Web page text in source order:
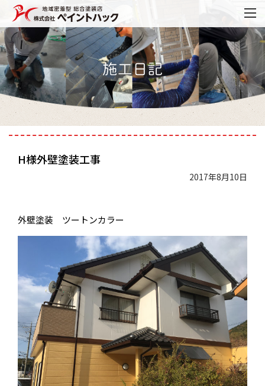
H様外壁塗装工事
2017年8月10日
外壁塗装 ツートンカラー